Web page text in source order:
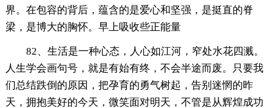
界。在包容的背后，蕴含的是爱心和坚强，是挺直的脊
梁，是博大的胸怀。早上吸收些正能量
82、生活是一种心态，人心如江河，窄处水花四溅。
人生学会画句号，就是有始有终，不会半途而废。只要我
们总结跌倒的原因，把孕育的勇气树起，告别迷惘的昨
天，拥抱美好的今天，微笑面对明天，不管是从辉煌成功